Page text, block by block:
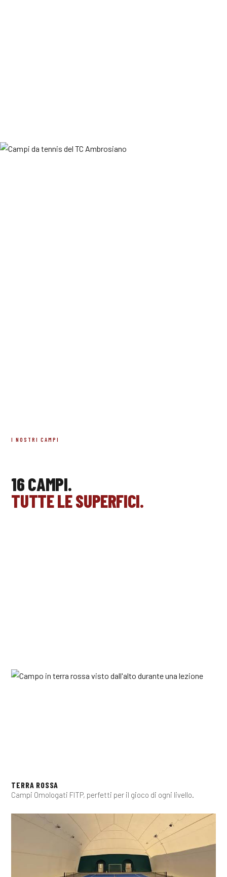
I NOSTRI CAMPI
16 CAMPI.
TUTTE LE SUPERFICI.
TERRA ROSSA
Campi Omologati FITP, perfetti per il gioco di ogni livello.